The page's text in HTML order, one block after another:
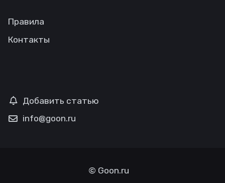
Правила
Контакты
Добавить статью
info@goon.ru
© Goon.ru